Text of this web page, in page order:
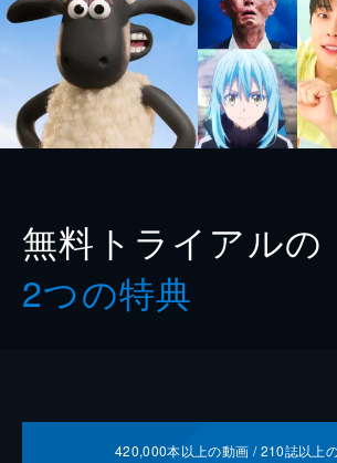
無料トライアルの
2つの特典
420,000本以上の動画 /210誌以上